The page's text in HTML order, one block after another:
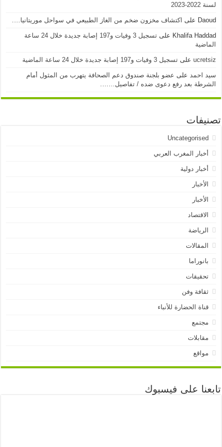
لسنة 2022-2023
Daoud على اكتشاف مخزون ضخم من الغاز الطبيعي في سواحل موريتانيا….
Khalifa Haddad على
تسجيل 3 وفيات و197 إصابة جديدة خلال 24 ساعة
الماضية
ucretsiz علىتسجيل 3 وفيات و197 إصابة جديدة خلال 24 ساعة الماضية
سيد احمد على عضو بلجنة صندوق دعم الصحافة يتهرب من المثول أمام
الشرطة بعد رفع دعوى ضده / تفاصيل…….
تصنيفات
Uncategorised
أخبار المغرب العربي
أخبار دولية
الأخبار
الأخبار
الاقتصاد
الرياضة
المقالات
بانوراما
تحقيقات
ثقافة وفن
قناة الحضارة للأنباء
مجتمع
مقابلات
مواقع
تابعنا على فيسبوك